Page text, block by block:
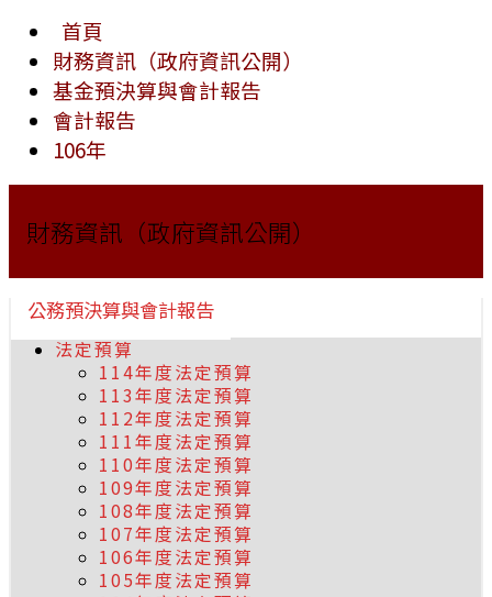
首頁
財務資訊（政府資訊公開）
基金預決算與會計報告
會計報告
106年
財務資訊（政府資訊公開）
公務預決算與會計報告
法定預算
114年度法定預算
113年度法定預算
112年度法定預算
111年度法定預算
110年度法定預算
109年度法定預算
108年度法定預算
107年度法定預算
106年度法定預算
105年度法定預算